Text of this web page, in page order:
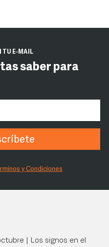
TU E-MAIL
saber para
y Condiciones
| Los signos en el